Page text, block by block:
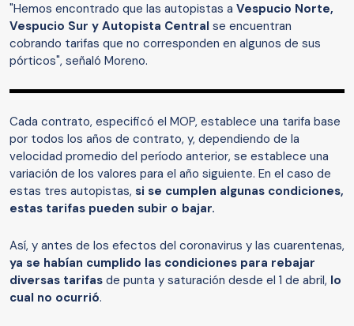
"Hemos encontrado que las autopistas a Vespucio Norte,
Vespucio Sur y Autopista Central se encuentran
cobrando tarifas que no corresponden en algunos de sus
pórticos", señaló Moreno.
Cada contrato, especificó el MOP, establece una tarifa base
por todos los años de contrato, y, dependiendo de la
velocidad promedio del período anterior, se establece una
variación de los valores para el año siguiente. En el caso de
estas tres autopistas, si se cumplen algunas condiciones,
estas tarifas pueden subir o bajar.
Así, y antes de los efectos del coronavirus y las cuarentenas,
ya se habían cumplido las condiciones para rebajar
diversas tarifas de punta y saturación desde el 1 de abril, lo
cual no ocurrió.